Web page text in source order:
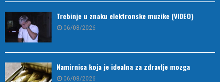
Trebinje u znaku elektronske muzike (VIDEO)
06/08/2026
Namirnica koja je idealna za zdravlje mozga
06/08/2026